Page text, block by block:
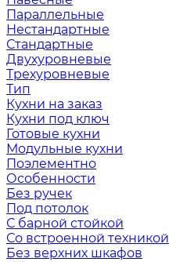
Параллельные
Нестандартные
Стандартные
Двухуровневые
Трехуровневые
Тип
Кухни на заказ
Кухни под ключ
Готовые кухни
Модульные кухни
Поэлементно
Особенности
Без ручек
Под потолок
С барной стойкой
Со встроенной техникой
Без верхних шкафов